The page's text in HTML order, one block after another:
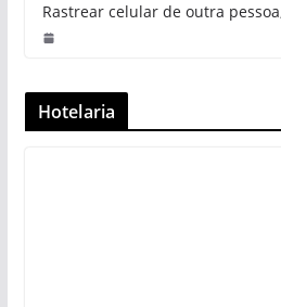
Rastrear celular de outra
Hotelaria